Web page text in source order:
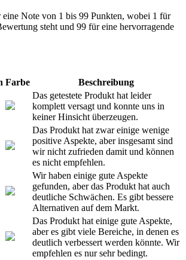
Note von 1 bis 99 Punkten, wobei 1 für
steht und 99 für eine hervorragende
Farbe Beschreibung
Das getestete Produkt hat leider
komplett versagt und konnte uns in
keiner Hinsicht überzeugen.
Das Produkt hat zwar einige wenige
positive Aspekte, aber insgesamt sind
wir nicht zufrieden damit und können
es nicht empfehlen.
Wir haben einige gute Aspekte
gefunden, aber das Produkt hat auch
deutliche Schwächen. Es gibt bessere
Alternativen auf dem Markt.
Das Produkt hat einige gute Aspekte,
aber es gibt viele Bereiche, in denen es
deutlich verbessert werden könnte. Wir
empfehlen es nur sehr bedingt.